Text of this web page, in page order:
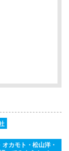
カモト・松山洋・